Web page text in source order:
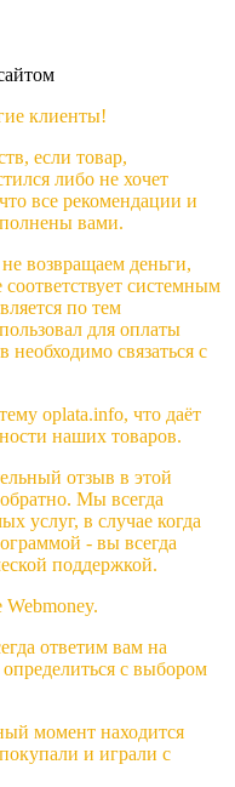
клиенты!
если товар,
либо не хочет
все рекомендации и
вами.
возвращаем деньги,
системным
по тем
для оплаты
необходимо связаться с
oplata.info, что даёт
наших товаров.
отзыв в этой
Мы всегда
услуг, в случае когда
- вы всегда
поддержкой.
Webmoney.
ответим вам на
с выбором
момент находится
и играли с